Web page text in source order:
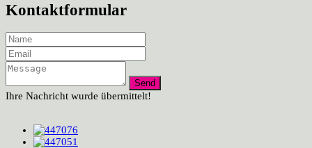
Kontaktformular
Ihre Nachricht wurde übermittelt!